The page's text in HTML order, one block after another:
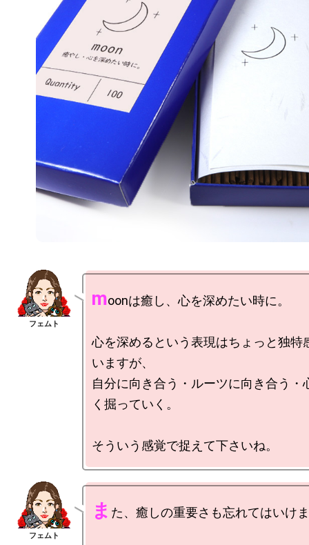
moonは癒し、心を深めたい時に。
心を深めるという表現はちょっと独特
いますが、
自分に向き合う・ルーツに向き合う・
く掘っていく。
ま た、癒しの重要さも忘れてはいけ